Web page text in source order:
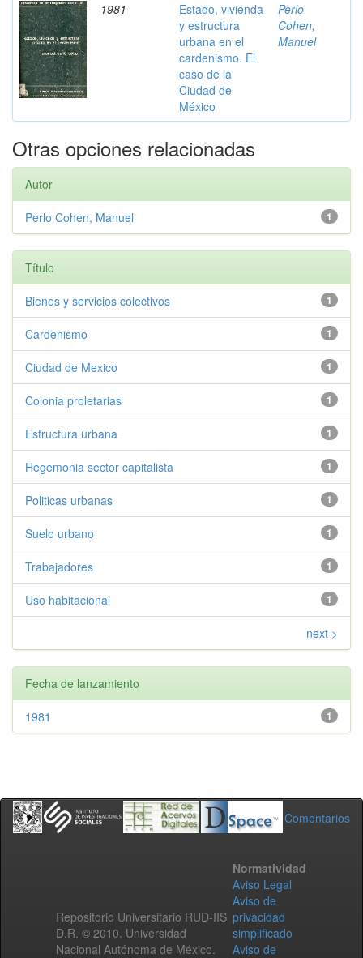
1981
Estado, vivienda
y estructura
urbana en el
cardenismo. El
caso de la
Ciudad de
México
Perlo
Cohen,
Manuel
Otras opciones relacionadas
Autor
1
Perlo Cohen, Manuel
Título
1
Bienes y servicios colectivos
1
Cardenismo
1
Ciudad de Mexico
1
Colonia proletarias
1
Estructura urbana
1
Hegemonia sector capitalista
1
Politicas urbanas
1
Suelo urbano
1
Trabajadores
1
Uso habitacional
next >
Fecha de lanzamiento
1
1981
Comentarios
Repositorio Universitario RUD-IIS
D.R. © 2010. Universidad
Nacional Autónoma de México.
Normatividad
Aviso Legal
Aviso de
privacidad
simplificado
Aviso de